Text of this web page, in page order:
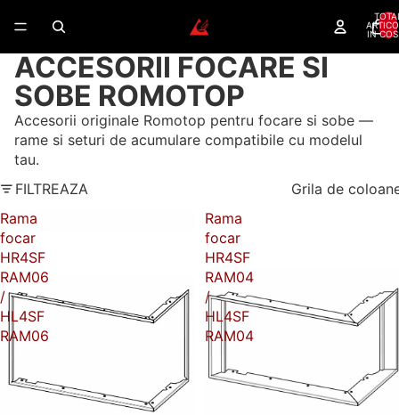
IN
ACCESORII FOCARE SI
SOBE ROMOTOP
Accesorii originale Romotop pentru focare si sobe —
rame si seturi de acumulare compatibile cu modelul
tau.
FILTREAZA
Grila de
Rama
focar
HR4SF
RAM06
/
HL4SF
RAM06
Rama
focar
HR4SF
RAM04
/
HL4SF
RAM04